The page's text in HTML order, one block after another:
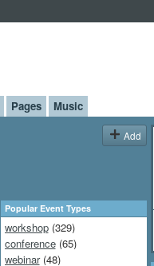
Pages
Music
Add
Popular Event Types
workshop(329)
conference(65)
webinar(48)